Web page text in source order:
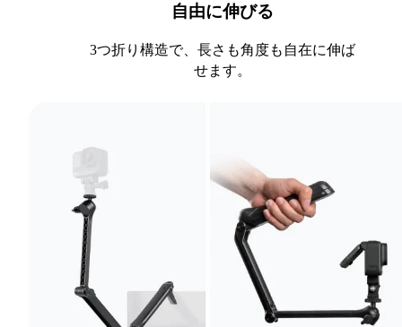
自由に伸びる
3つ折り構造で、長さも角度も自在に伸ば
せます。